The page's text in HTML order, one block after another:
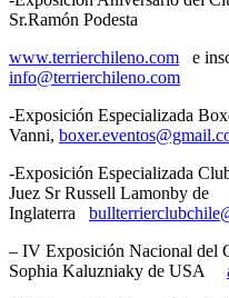
Sr.Ramón Podesta
www.terrierchileno.com e
info@terrierchileno.com
-Exposición Especializada
Vanni,
-Exposición Especializada
Juez Sr Russell Lamonby de
Inglaterra
– IV Exposición Nacional del
Sophia Kaluzniaky de USA